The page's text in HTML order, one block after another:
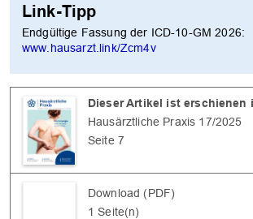
OK
Link-Tipp
Endgültige Fassung der ICD-10-GM 2026:
www.hausarzt.link/Zcm4v
Dieser Artikel ist erschienen
Hausärztliche Praxis 17/2025
Seite 7
Download (PDF)
1 Seite(n)